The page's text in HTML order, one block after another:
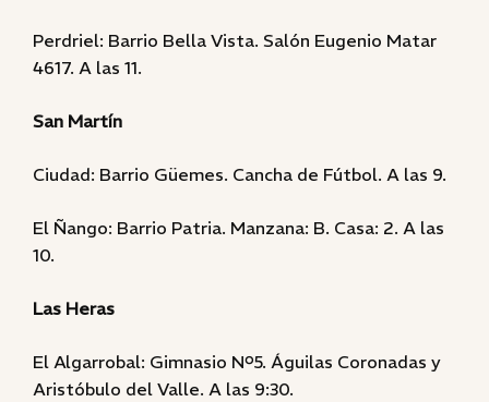
Perdriel: Barrio Bella Vista. Salón Eugenio Matar
4617. A las 11.
San Martín
Ciudad: Barrio Güemes. Cancha de Fútbol. A las 9.
El Ñango: Barrio Patria. Manzana: B. Casa: 2. A las
10.
Las Heras
El Algarrobal: Gimnasio Nº5. Águilas Coronadas y
Aristóbulo del Valle. A las 9:30.